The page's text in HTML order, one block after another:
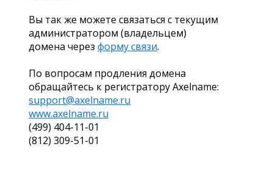
Вы так же можете связаться с текущим
администратором (владельцем)
домена через форму связи.
По вопросам продления домена
обращайтесь к регистратору Axelname:
support@axelname.ru
www.axelname.ru
(499) 404-11-01
(812) 309-51-01